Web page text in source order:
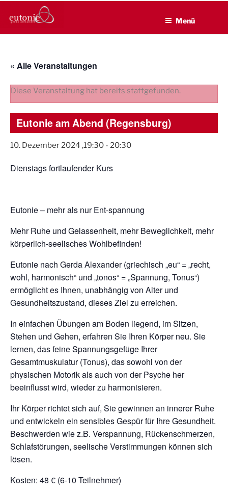
Inhalt
EUTONIE.DE
Lebensbalance durch körperliche Selbsterfahrung
Menü
« Alle Veranstaltungen
Diese Veranstaltung hat bereits stattgefunden.
Eutonie am Abend (Regensburg)
10. Dezember 2024 ,19:30 - 20:30
Dienstags fortlaufender Kurs
Eutonie – mehr als nur Ent-spannung
Mehr Ruhe und Gelassenheit, mehr Beweglichkeit, mehr
körperlich-seelisches Wohlbefinden!
Eutonie nach Gerda Alexander (griechisch „eu“ = „recht,
wohl, harmonisch“ und „tonos“ = „Spannung, Tonus“)
ermöglicht es Ihnen, unabhängig von Alter und
Gesundheitszustand, dieses Ziel zu erreichen.
In einfachen Übungen am Boden liegend, im Sitzen,
Stehen und Gehen, erfahren Sie Ihren Körper neu. Sie
lernen, das feine Spannungsgefüge Ihrer
Gesamtmuskulatur (Tonus), das sowohl von der
physischen Motorik als auch von der Psyche her
beeinflusst wird, wieder zu harmonisieren.
Ihr Körper richtet sich auf, Sie gewinnen an innerer Ruhe
und entwickeln ein sensibles Gespür für Ihre Gesundheit.
Beschwerden wie z.B. Verspannung, Rückenschmerzen,
Schlafstörungen, seelische Verstimmungen können sich
lösen.
Kosten: 48 € (6-10 Teilnehmer)